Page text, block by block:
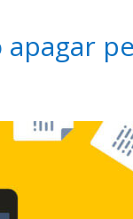
apagar